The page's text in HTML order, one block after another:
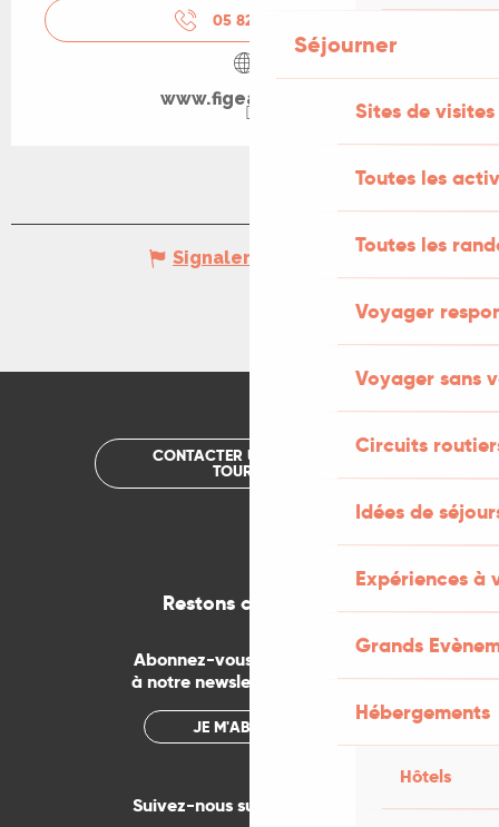
Séjourner
Sites de visites
Toutes les
Toutes les
Voyager
Voyager sans
Circuits
Idées de
Expériences à
Grands
Hébergements
Hôtels
05 82 92 98
www.figeacteurs.fr
Signaler une erreur
CONTACTER UN OFFICE DE
TOURISME
Restons connectés
Abonnez-vous gratuitement
à notre newsletter mensuelle
JE M'ABONNE
Suivez-nous sur les réseaux !